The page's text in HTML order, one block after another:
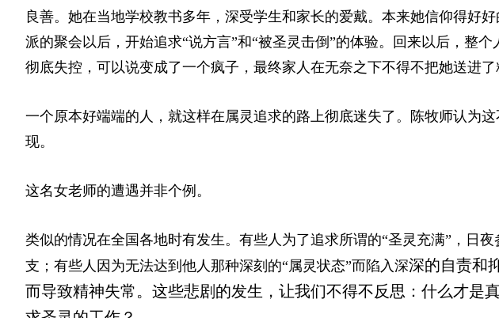
良善。她在当地学校教书多年，深受学生和家长的爱戴。本来她信仰得好
派的聚会以后，开始追求“说方言”和“被圣灵击倒”的体验。回来以后，整
彻底失控，可以说变成了一个疯子，最终家人在无奈之下不得不把她送进了
一个原本好端端的人，就这样在属灵追求的路上彻底迷失了。陈牧师认为
现。
这名女老师的遭遇并非个例。
类似的情况在全国各地时有发生。有些人为了追求所谓的“圣灵充满”，日
支；有些人因为无法达到他人那种深刻的“属灵状态”而陷入深深的自责和
而导致精神失常。这些悲剧的发生，让我们不得不反思：什么才是